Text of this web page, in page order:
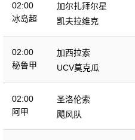
02:00
冰岛超
加尔扎拜尔星
凯夫拉维克
02:00
秘鲁甲
加西拉索
UCV莫克瓜
02:00
阿甲
圣洛伦索
飓风队